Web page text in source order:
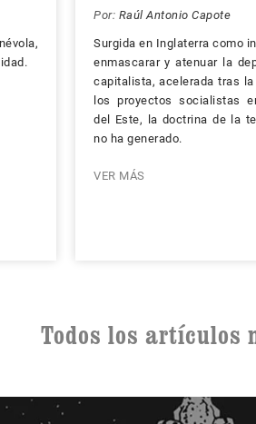
Por: Raúl Antonio Capote
Surgida en Inglaterra como
enmascarar y atenuar la
capitalista, acelerada tras la
los proyectos socialistas
del Este, la doctrina de la
no ha generado.
VER MÁS
Todos los artículos